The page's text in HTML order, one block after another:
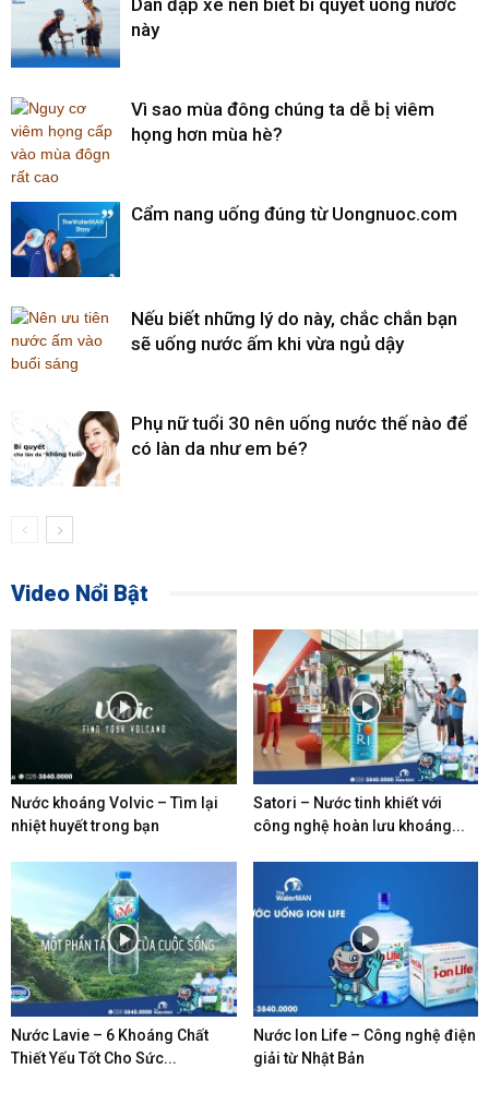
này
Vì sao mùa đông chúng ta dễ bị viêm
họng hơn mùa hè?
Cẩm nang uống đúng từ Uongnuoc.com
Nếu biết những lý do này, chắc chắn bạn
sẽ uống nước ấm khi vừa ngủ dậy
Phụ nữ tuổi 30 nên uống nước thế nào để
có làn da như em bé?
Video Nổi Bật
Nước khoáng Volvic – Tìm lại
nhiệt huyết trong bạn
Satori – Nước tinh khiết với
công nghệ hoàn lưu khoáng...
Nước Lavie – 6 Khoáng Chất
Thiết Yếu Tốt Cho Sức...
Nước Ion Life – Công nghệ điện
giải từ Nhật Bản